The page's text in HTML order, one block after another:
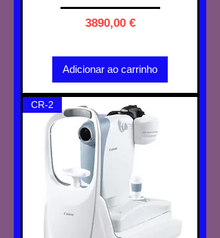
Preço
3890,00 €
Adicionar ao carrinho
CR-2